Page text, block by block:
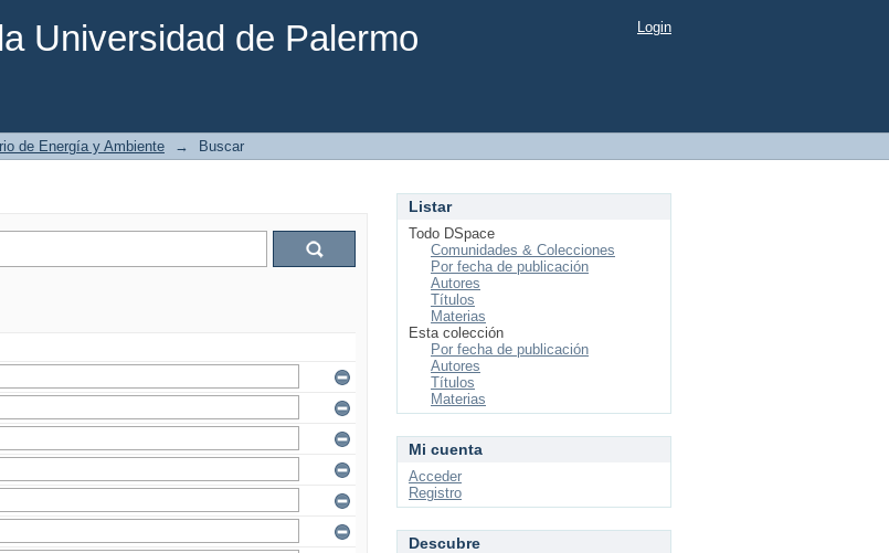
Universidad de Palermo Login
de Energía y Ambiente → Buscar
Listar
Todo DSpace
Comunidades & Colecciones
Por fecha de publicación
Autores
Títulos
Materias
Esta colección
Por fecha de publicación
Autores
Títulos
Materias
Mi cuenta
Acceder
Registro
Descubre